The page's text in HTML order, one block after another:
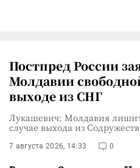
Постпред России
Молдавии
выходе из СНГ
Лукашевич: Молдавия
случае выхода из
7 августа 2026, 14:33 0